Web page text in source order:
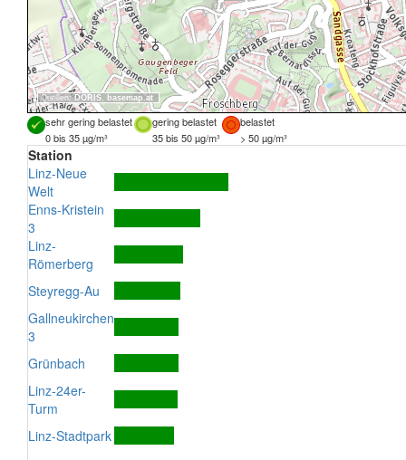
Quellen:DORIS, basemap.at
sehr gering belastet gering belastet
belastet
0 bis 35 µg/m³
35 bis 50 µg/m³ > 50 µg/m³
Station
Linz-Neue
Welt
Enns-Kristein
3
Linz-
Römerberg
Steyregg-Au
Gallneukirchen
3
Grünbach
Linz-24er-
Turm
Linz-Stadtpark